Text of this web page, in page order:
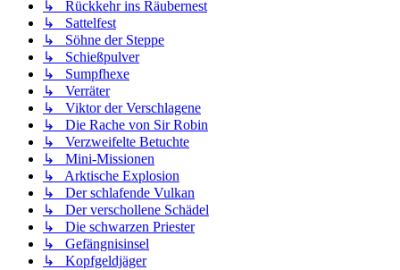
↳ Rückkehr ins Räubernest
↳ Sattelfest
↳ Söhne der Steppe
↳ Schießpulver
↳ Sumpfhexe
↳ Verräter
↳ Viktor der Verschlagene
↳ Die Rache von Sir Robin
↳ Verzweifelte Betuchte
↳ Mini-Missionen
↳ Arktische Explosion
↳ Der schlafende Vulkan
↳ Der verschollene Schädel
↳ Die schwarzen Priester
↳ Gefängnisinsel
↳ Kopfgeldjäger